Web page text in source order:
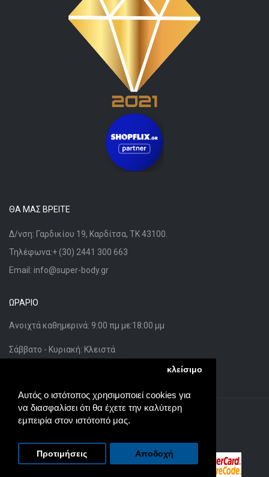
Αυτός ο ιστότοπος χρησιμοποιεί cookies για
να διασφαλίσει ότι θα έχετε την καλύτερη
εμπειρία στον ιστότοπό μας.
κλείσιμο
Προτιμήσεις Αποδοχή
ΘΑ ΜΑΣ ΒΡΕΊΤΕ
Δ/νση: Γαρδικίου 19, Καρδίτσα, ΤΚ 43100.
Τηλέφωνα:+ (30) 2441 300 663
Email: info@super-body.gr
ΩΡΆΡΙΟ
Ανοιχτά καθημερινά: 9:00 πμ με:18:00 μμ
Σάββατο - Κυριακή: Κλειστά
Powered By